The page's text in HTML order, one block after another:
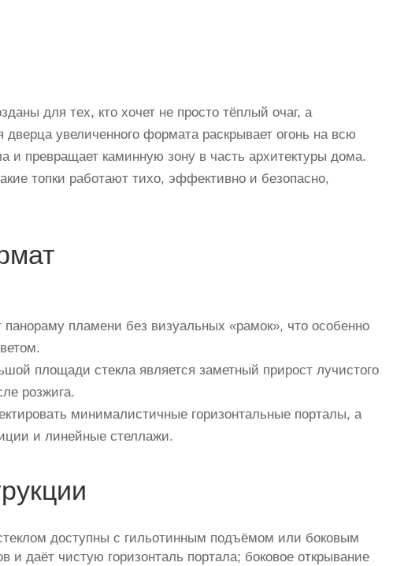
для тех, кто хочет не просто тёплый очаг, а
увеличенного формата раскрывает огонь на всю
превращает каминную зону в часть архитектуры дома.
топки работают тихо, эффективно и безопасно,
пламени без визуальных «рамок», что особенно
площади стекла является заметный прирост лучистого
розжига.
минималистичные горизонтальные порталы, а
и линейные стеллажи.
доступны с гильотинным подъёмом или боковым
даёт чистую горизонталь портала; боковое открывание